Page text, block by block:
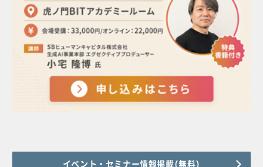
イベント・セミナー情報掲載(無料)